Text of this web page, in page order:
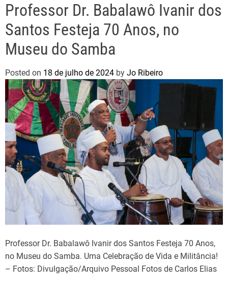
Professor Dr. Babalawô Ivanir dos
Santos Festeja 70 Anos, no
Museu do Samba
Posted on 18 de julho de 2024 by Jo Ribeiro
Professor Dr. Babalawô Ivanir dos Santos Festeja 70 Anos,
no Museu do Samba. Uma Celebração de Vida e Militância!
– Fotos: Divulgação/Arquivo Pessoal Fotos de Carlos Elias